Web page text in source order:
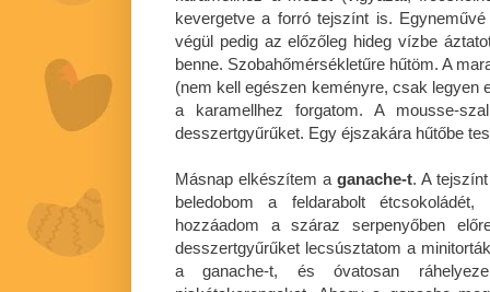
kevergetve a forró tejszínt is.
végül pedig az előzőleg hideg vízbe
benne. Szobahőmérsékletűre hűtöm. A
(nem kell egészen keményre, csak legyen
a karamellhez forgatom. A mousse-
desszertgyűrűket. Egy éjszakára hűtőbe
Másnap elkészítem a ganache-t. A
beledobom a feldarabolt
hozzáadom a száraz serpenyőben
desszertgyűrűket lecsúsztatom a
a ganache-t, és óvatosan